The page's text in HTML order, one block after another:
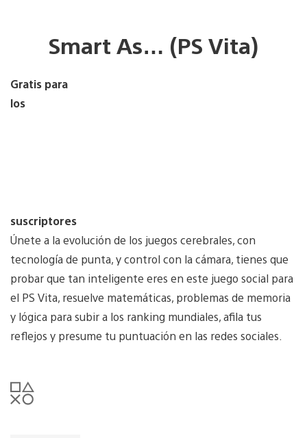
Smart As… (PS Vita)
Gratis para
los
suscriptores
Únete a la evolución de los juegos cerebrales, con
tecnología de punta, y control con la cámara, tienes que
probar que tan inteligente eres en este juego social para
el PS Vita, resuelve matemáticas, problemas de memoria
y lógica para subir a los ranking mundiales, afila tus
reflejos y presume tu puntuación en las redes sociales.